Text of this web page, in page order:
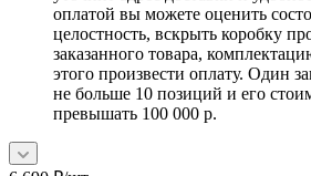
оплатой вы можете оценить
целостность, вскрыть коробку
заказанного товара,
этого произвести оплату. Один
не больше 10 позиций и его
превышать 100 000 р.